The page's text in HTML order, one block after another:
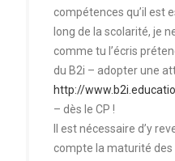
compétences qu’il est
long de la scolarité, je
comme tu l’écris
du B2i – adopter une
http://
– dès le CP !
Il est nécessaire d’y
compte la maturité des